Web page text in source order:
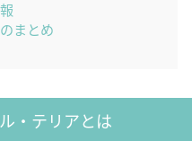
まとめ
・テリアとは